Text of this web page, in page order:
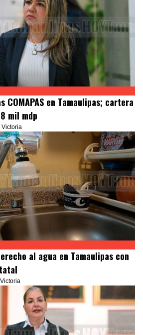
COMAPAS en Tamaulipas; cartera
mil mdp
Victoria
al agua en Tamaulipas con